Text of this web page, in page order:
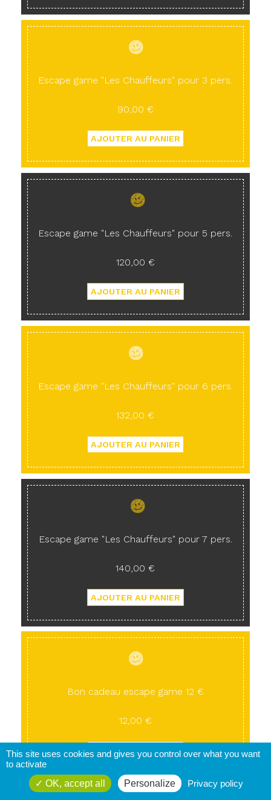
Escape game "Les Chauffeurs" pour 3 pers.
90,00 €
Escape game "Les Chauffeurs" pour 5 pers.
120,00 €
Escape game "Les Chauffeurs" pour 6 pers.
132,00 €
Escape game "Les Chauffeurs" pour 7 pers.
140,00 €
Bon cadeau escape game 12 €
12,00 €
This site uses cookies and gives you control over what you want
to activate
OK, accept all
Personalize Privacy policy